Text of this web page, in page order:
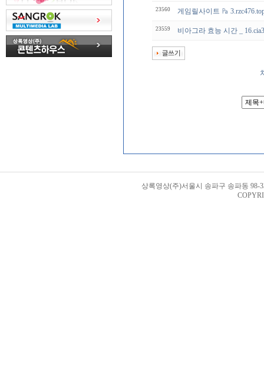
23560 게임릴사이트 ㎩
23559 비아그라 효능 시간 _
상록영상(주)서울시 송파구 송파동 98-